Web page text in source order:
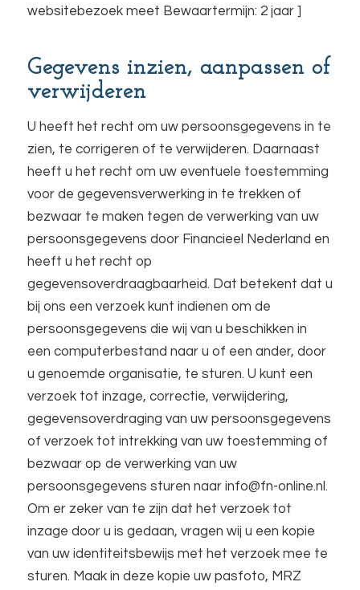
websitebezoek meet Bewaartermijn: 2 jaar ]
Gegevens inzien, aanpassen of
verwijderen
U heeft het recht om uw persoonsgegevens in te
zien, te corrigeren of te verwijderen. Daarnaast
heeft u het recht om uw eventuele toestemming
voor de gegevensverwerking in te trekken of
bezwaar te maken tegen de verwerking van uw
persoonsgegevens door Financieel Nederland en
heeft u het recht op
gegevensoverdraagbaarheid. Dat betekent dat u
bij ons een verzoek kunt indienen om de
persoonsgegevens die wij van u beschikken in
een computerbestand naar u of een ander, door
u genoemde organisatie, te sturen. U kunt een
verzoek tot inzage, correctie, verwijdering,
gegevensoverdraging van uw persoonsgegevens
of verzoek tot intrekking van uw toestemming of
bezwaar op de verwerking van uw
persoonsgegevens sturen naar info@fn-online.nl.
Om er zeker van te zijn dat het verzoek tot
inzage door u is gedaan, vragen wij u een kopie
van uw identiteitsbewijs met het verzoek mee te
sturen. Maak in deze kopie uw pasfoto, MRZ